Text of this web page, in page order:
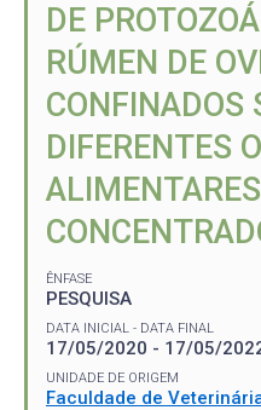
DE
RÚMEN DE
CONFINADOS
DIFERENTES
ÊNFASE
PESQUISA
DATA INICIAL - DATA FINAL
17/05/2020 - 17/05/
UNIDADE DE ORIGEM
Faculdade de